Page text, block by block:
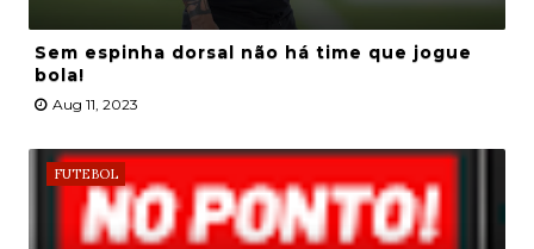
Sem espinha dorsal não há time que jogue
bola!
Aug 11, 2023
FUTEBOL